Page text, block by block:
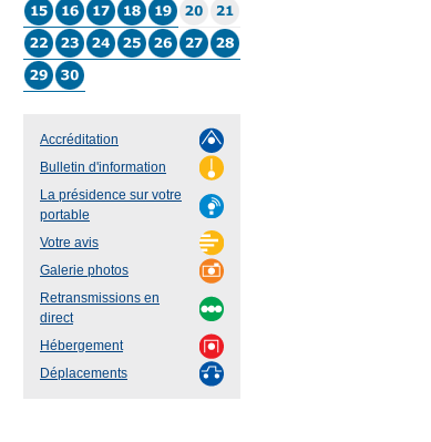
Accréditation
Bulletin d'information
La présidence sur votre
portable
Votre avis
Galerie photos
Retransmissions en
direct
Hébergement
Déplacements